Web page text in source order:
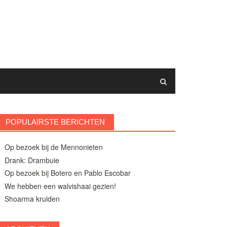
POPULAIRSTE BERICHTEN
Op bezoek bij de Mennonieten
Drank: Drambuie
Op bezoek bij Botero en Pablo Escobar
We hebben een walvishaai gezien!
Shoarma kruiden